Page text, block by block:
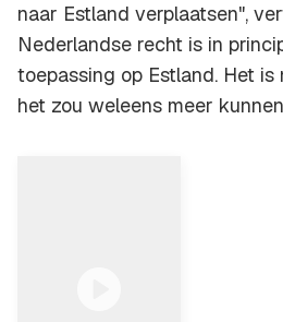
naar Estland verplaatsen",
Nederlandse recht is in
toepassing op Estland. Het is
het zou weleens meer